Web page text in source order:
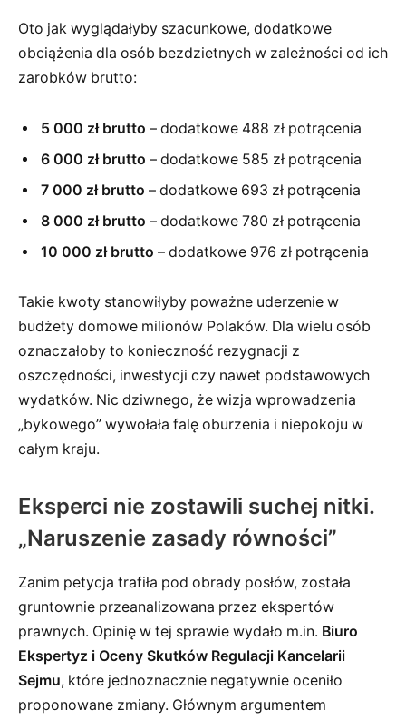
Oto jak wyglądałyby szacunkowe, dodatkowe
obciążenia dla osób bezdzietnych w zależności od ich
zarobków brutto:
5 000 zł brutto – dodatkowe 488 zł potrącenia
6 000 zł brutto – dodatkowe 585 zł potrącenia
7 000 zł brutto – dodatkowe 693 zł potrącenia
8 000 zł brutto – dodatkowe 780 zł potrącenia
10 000 zł brutto – dodatkowe 976 zł potrącenia
Takie kwoty stanowiłyby poważne uderzenie w
budżety domowe milionów Polaków. Dla wielu osób
oznaczałoby to konieczność rezygnacji z
oszczędności, inwestycji czy nawet podstawowych
wydatków. Nic dziwnego, że wizja wprowadzenia
„bykowego” wywołała falę oburzenia i niepokoju w
całym kraju.
Eksperci nie zostawili suchej nitki.
„Naruszenie zasady równości”
Zanim petycja trafiła pod obrady posłów, została
gruntownie przeanalizowana przez ekspertów
prawnych. Opinię w tej sprawie wydało m.in. Biuro
Ekspertyz i Oceny Skutków Regulacji Kancelarii
Sejmu, które jednoznacznie negatywnie oceniło
proponowane zmiany. Głównym argumentem